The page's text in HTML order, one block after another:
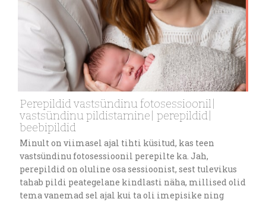
Perepildid vastsündinu fotosessioonil|
vastsündinu pildistamine| perepildid|
beebipildid
Minult on viimasel ajal tihti küsitud, kas teen
vastsündinu fotosessioonil perepilte ka. Jah,
perepildid on oluline osa sessioonist, sest tulevikus
tahab pildi peategelane kindlasti näha, millised olid
tema vanemad sel ajal kui ta oli imepisike ning